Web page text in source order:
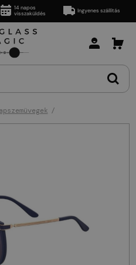
14 napos
visszaküldés
Ingyenes szállítás